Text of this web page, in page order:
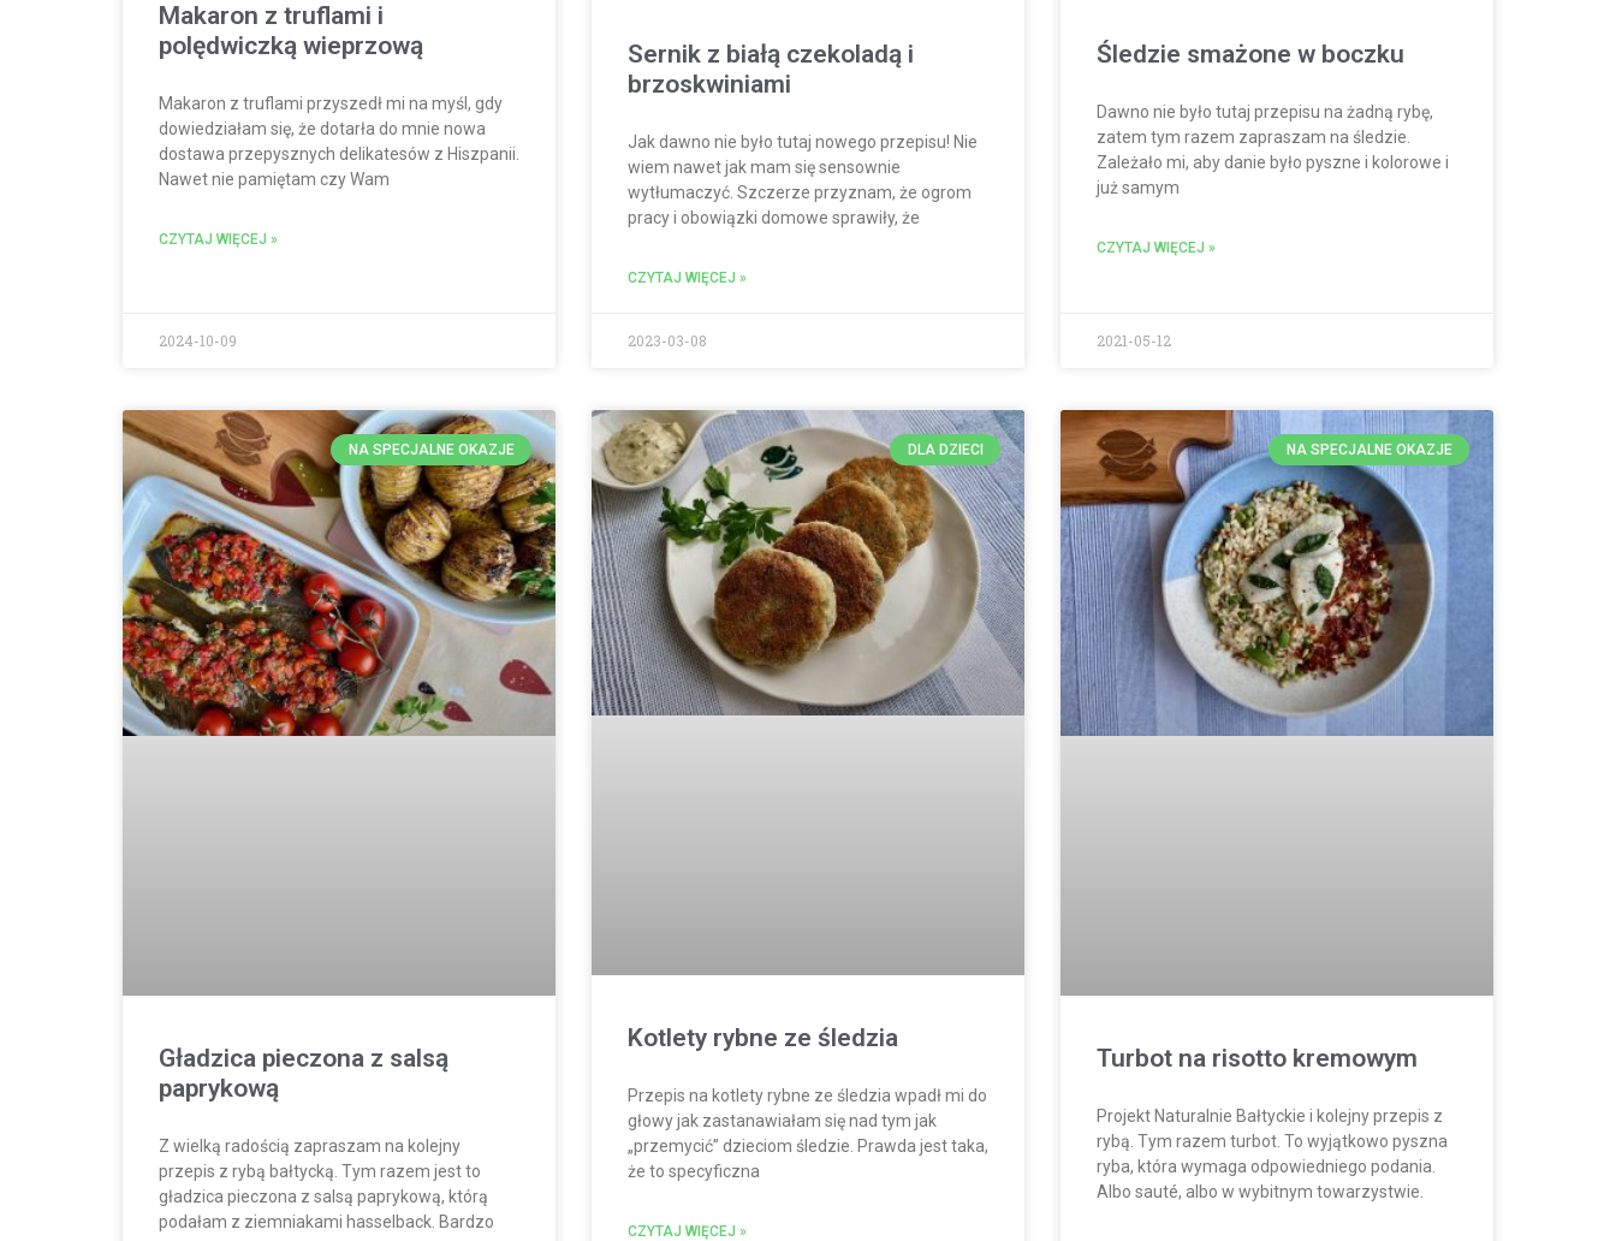
Makaron z truflami i
polędwiczką wieprzową
Makaron z truflami przyszedł mi na myśl, gdy
dowiedziałam się, że dotarła do mnie nowa
dostawa przepysznych delikatesów z Hiszpanii.
Nawet nie pamiętam czy Wam
CZYTAJ WIĘCEJ »
2024-10-09
Sernik z białą czekoladą i
brzoskwiniami
Jak dawno nie było tutaj nowego przepisu! Nie
wiem nawet jak mam się sensownie
wytłumaczyć. Szczerze przyznam, że ogrom
pracy i obowiązki domowe sprawiły, że
CZYTAJ WIĘCEJ »
2023-03-08
Śledzie smażone w boczku
Dawno nie było tutaj przepisu na żadną rybę,
zatem tym razem zapraszam na śledzie.
Zależało mi, aby danie było pyszne i kolorowe i
już samym
CZYTAJ WIĘCEJ »
2021-05-12
NA SPECJALNE OKAZJE
Gładzica pieczona z salsą
paprykową
Z wielką radością zapraszam na kolejny
przepis z rybą bałtycką. Tym razem jest to
gładzica pieczona z salsą paprykową, którą
podałam z ziemniakami hasselback. Bardzo
DLA DZIECI
Kotlety rybne ze śledzia
Przepis na kotlety rybne ze śledzia wpadł mi do
głowy jak zastanawiałam się nad tym jak
„przemycić” dzieciom śledzie. Prawda jest taka,
że to specyficzna
CZYTAJ WIĘCEJ »
NA SPECJALNE OKAZJE
Turbot na risotto kremowym
Projekt Naturalnie Bałtyckie i kolejny przepis z
rybą. Tym razem turbot. To wyjątkowo pyszna
ryba, która wymaga odpowiedniego podania.
Albo sauté, albo w wybitnym towarzystwie.